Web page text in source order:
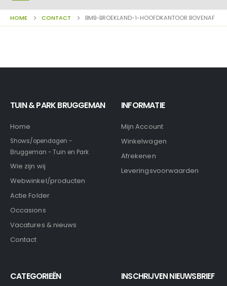
HOME CONTACT BMB-BROEKLAND-1-HOOFDKANTOOR BOVENAF
TUIN & PARK BRUGGEMAN
Home
Shows/opendagen -
Bruggeman - Tuin en Park
Wie zijn wij
Webwinkel/producten
Actie Folder
Occasions
Vacatures & nieuws
Contact
INFORMATIE
Mijn Account
Winkelwagen
Afrekenen
Leveringsvoorwaarden
CATEGORIEËN INSCHRIJVEN NIEUWSBRIEF